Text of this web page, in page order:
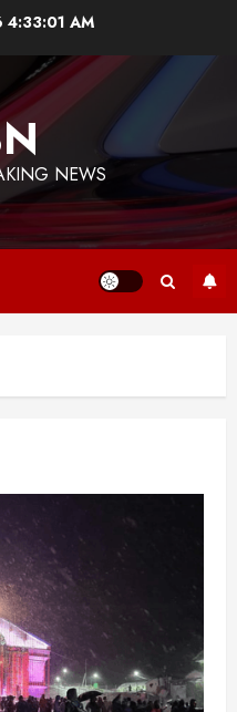
4:33:03 AM
NEWS